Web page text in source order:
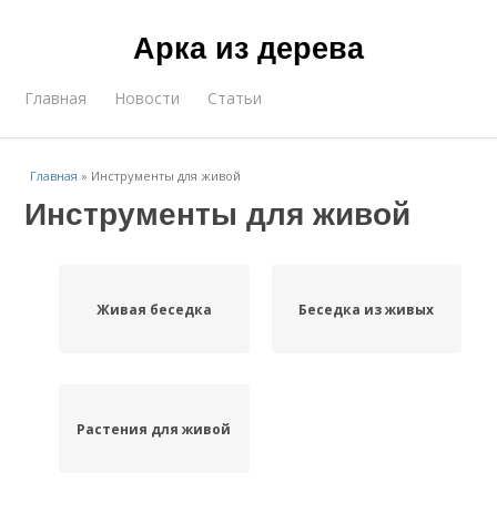
Арка из дерева
Главная Новости Статьи
Главная » Инструменты для живой
Инструменты для живой
Живая беседка Беседка из живых
Растения для живой